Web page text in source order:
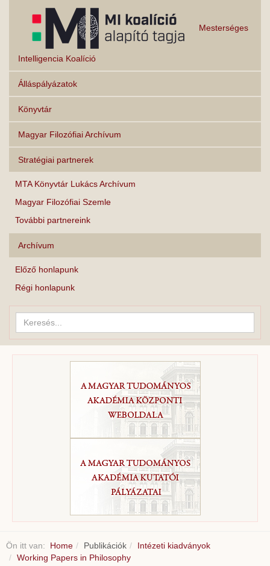
Mesterséges
Intelligencia Koalíció
Álláspályázatok
Könyvtár
Magyar Filozófiai Archívum
Stratégiai partnerek
MTA Könyvtár Lukács Archívum
Magyar Filozófiai Szemle
További partnereink
Archívum
Előző honlapunk
Régi honlapunk
Keresés...
Ön itt van: Home Publikációk
Intézeti kiadványok
Working Papers in Philosophy